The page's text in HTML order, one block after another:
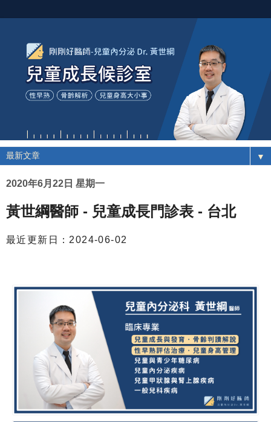
▼
2020年6月22日 星期一
黃世綱醫師 - 兒童成長門診表 - 台北
最近更新日：2024-06-02